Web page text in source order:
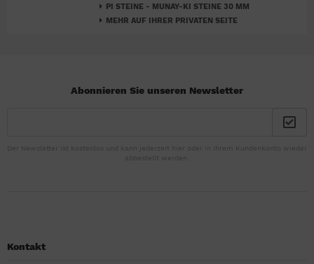
PI STEINE - MUNAY-KI STEINE 30 MM
MEHR AUF IHRER PRIVATEN SEITE
Abonnieren Sie unseren Newsletter
Der Newsletter ist kostenlos und kann jederzeit hier oder in Ihrem Kundenkonto wieder
abbestellt werden.
Kontakt